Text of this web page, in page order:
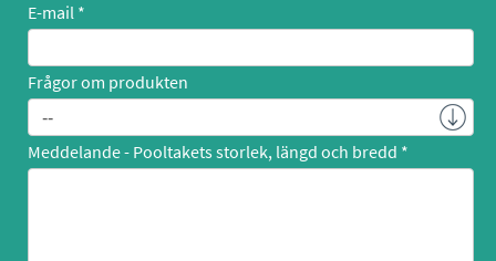
E-mail
Frågor om produkten
Meddelande - Pooltakets storlek, längd och bredd